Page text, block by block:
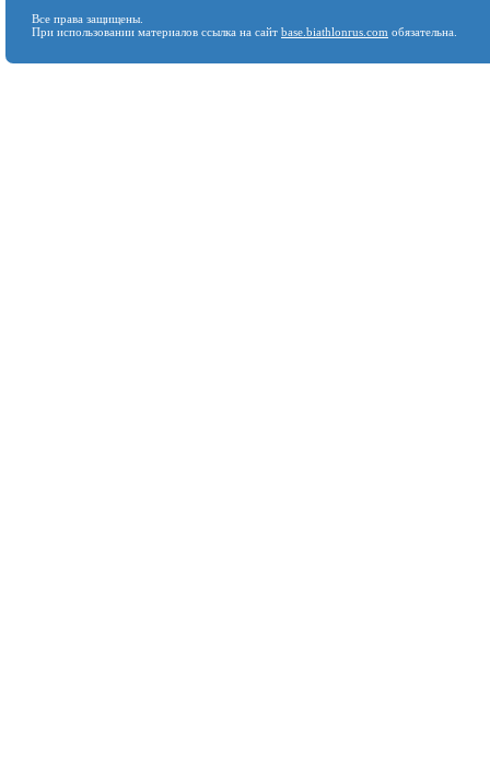
Все права защищены.
При использовании материалов ссылка на сайт base.biathlonrus.com обязательна.